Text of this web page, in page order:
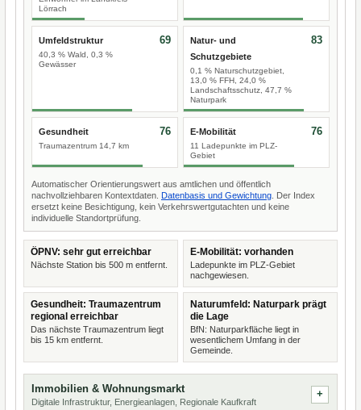
Lörrach
Umfeldstruktur
40,3 % Wald, 0,3 %
Gewässer
69
Natur- und
Schutzgebiete
0,1 % Naturschutzgebiet,
13,0 % FFH, 24,0 %
Landschaftsschutz, 47,7 %
Naturpark
83
Gesundheit
Traumazentrum 14,7 km
76 E-Mobilität
11 Ladepunkte im PLZ-
Gebiet
76
Automatischer Orientierungswert aus amtlichen und öffentlich
nachvollziehbaren Kontextdaten. Datenbasis und Gewichtung . Der Index
ersetzt keine Besichtigung, kein Verkehrswertgutachten und keine
individuelle Standortprüfung.
ÖPNV: sehr gut erreichbar
Nächste Station bis 500 m entfernt.
E-Mobilität: vorhanden
Ladepunkte im PLZ-Gebiet
nachgewiesen.
Gesundheit: Traumazentrum
regional erreichbar
Das nächste Traumazentrum liegt
bis 15 km entfernt.
Naturumfeld: Naturpark prägt
die Lage
BfN: Naturparkfläche liegt in
wesentlichem Umfang in der
Gemeinde.
Immobilien & Wohnungsmarkt
Digitale Infrastruktur, Energieanlagen, Regionale Kaufkraft